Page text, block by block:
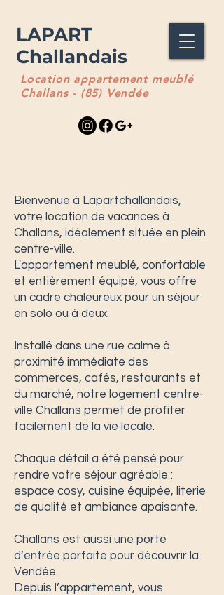
LAPART
Challandais
Location appartement meublé
Challans - (85) Vendée
Bienvenue à Lapartchallandais,
votre location de vacances à
Challans, idéalement située en plein
centre-ville.
L'appartement meublé, confortable
et entièrement équipé, vous offre
un cadre chaleureux pour un séjour
en solo ou à deux.
Installé dans une rue calme à
proximité immédiate des
commerces, cafés, restaurants et
du marché, notre logement centre-
ville Challans permet de profiter
facilement de la vie locale.
Chaque détail a été pensé pour
rendre votre séjour agréable :
espace cosy, cuisine équipée, literie
de qualité et ambiance apaisante.
Challans est aussi une porte
d’entrée parfaite pour découvrir la
Vendée.
Depuis l’appartement, vous